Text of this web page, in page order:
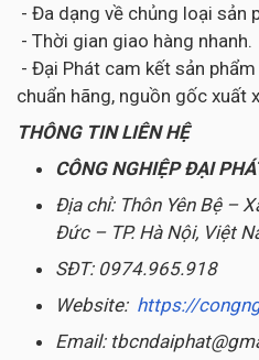
- Đa dạng về chủng loại sản
- Thời gian giao hàng nhanh.
- Đại Phát cam kết sản
chuẩn hãng, nguồn gốc xuất
THÔNG TIN LIÊN HỆ
CÔNG NGHIỆP ĐẠI
Địa chỉ: Thôn Yên Bệ –
Đức – TP. Hà Nội, Việt
SĐT: 0974.965.918
Website: https://
Email: